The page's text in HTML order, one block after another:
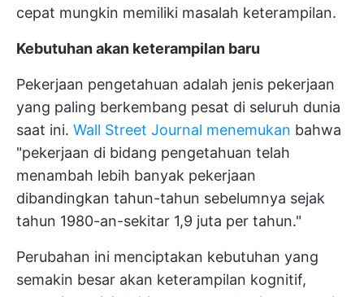
cepat mungkin memiliki masalah keterampilan.
Kebutuhan akan keterampilan baru
Pekerjaan pengetahuan adalah jenis pekerjaan
yang paling berkembang pesat di seluruh dunia
saat ini. Wall Street Journal menemukan bahwa
"pekerjaan di bidang pengetahuan telah
menambah lebih banyak pekerjaan
dibandingkan tahun-tahun sebelumnya sejak
tahun 1980-an-sekitar 1,9 juta per tahun."
Perubahan ini menciptakan kebutuhan yang
semakin besar akan keterampilan kognitif,